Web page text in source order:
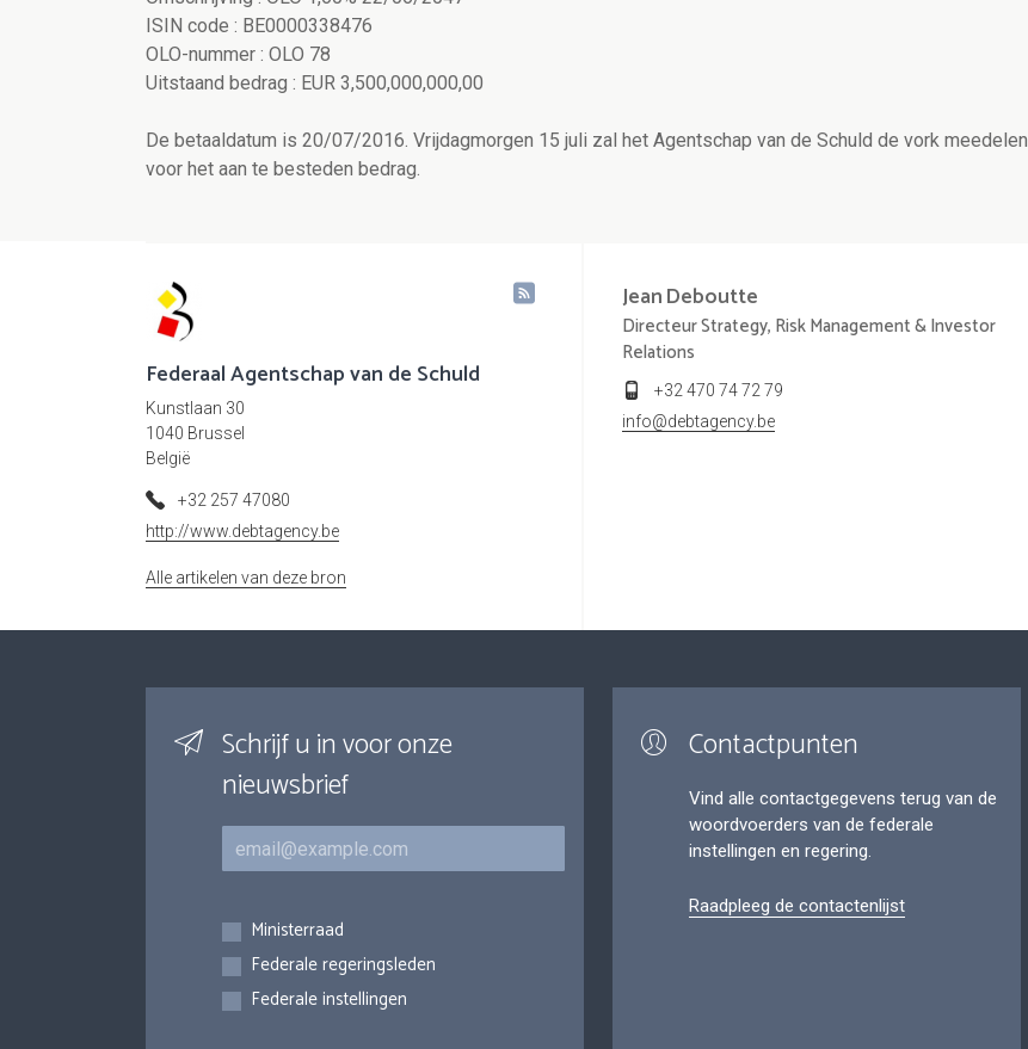
ISIN code : BE0000338476
OLO-nummer : OLO 78
Uitstaand bedrag : EUR 3,500,000,000,00
De betaaldatum is 20/07/2016. Vrijdagmorgen 15 juli zal het Agentschap van de Schuld de vork meedelen
voor het aan te besteden bedrag.
Federaal Agentschap van de Schuld
Kunstlaan 30
1040 Brussel
België
+32 257 47080
http://www.debtagency.be
Alle artikelen van deze bron
JeanDeboutte
Directeur Strategy, Risk Management & Investor
Relations
+32 470 74 72 79
info@debtagency.be
Schrijf u in voor onze
nieuwsbrief
E-mail
Inschrijvingen
Ministerraad
Federale regeringsleden
Federale instellingen
Contactpunten
Vind alle contactgegevens terug van de
woordvoerders van de federale
instellingen en regering.
Raadpleeg de contactenlijst